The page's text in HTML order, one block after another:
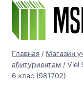
Перейти
содержимому
Главная / Магазин
абитуриентам / Viel
6 клас (981702)